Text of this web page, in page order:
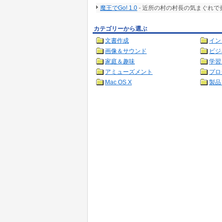
魔王でGo! 1.0 - 近所の村の村長の気まぐれ
カテゴリーから選ぶ
文書作成
イ
画像＆サウンド
ビ
家庭＆趣味
学
アミューズメント
プ
Mac OS X
製